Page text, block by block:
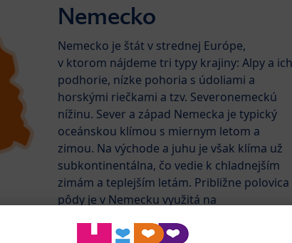
Nemecko
Nemecko je štát v strednej Európe,
v ktorom nájdeme tri typy krajiny: Alpy a ich
podhorie, nízke pohoria s údoliami a
horskými riečkami a tzv. Severonemeckú
nížinu. Sever a západ Nemecka je typický
oceánskou klímou s miernym letom a
zimou. Na východe a juhu je však klíma už
subkontinentálna, čo vedie k chladnejším
zimám a teplejším letám. Približne polovica
pôdy je v Nemecku využitá na
v Nemecku doma a nie je preto divu, že